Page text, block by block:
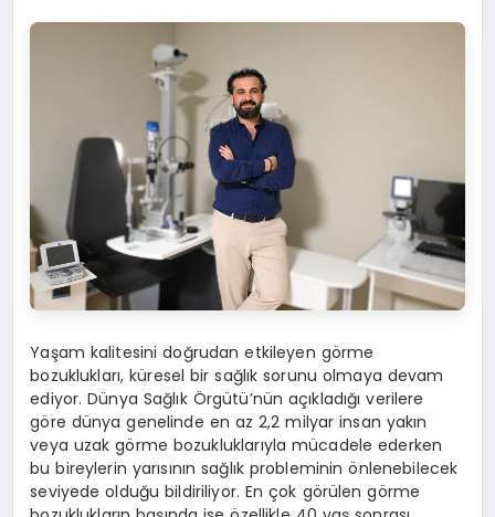
Yaşam kalitesini doğrudan etkileyen görme
bozuklukları, küresel bir sağlık sorunu olmaya devam
ediyor. Dünya Sağlık Örgütü’nün açıkladığı verilere
göre dünya genelinde en az 2,2 milyar insan yakın
veya uzak görme bozukluklarıyla mücadele ederken
bu bireylerin yarısının sağlık probleminin önlenebilecek
seviyede olduğu bildiriliyor. En çok görülen görme